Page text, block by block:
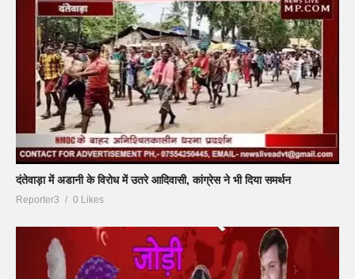
दंतेवाड़ा में अडानी के विरोध में उतरे आदिवासी, कांग्रेस ने भी दिया समर्थन
Reporter3 0 Likes